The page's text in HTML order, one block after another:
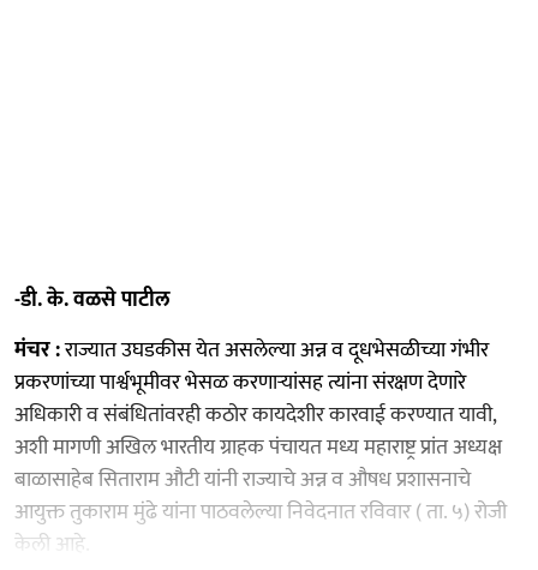
-डी. के. वळसे पाटील
मंचर :राज्यात उघडकीस येत असलेल्या अन्न व दूधभेसळीच्या गंभीर
प्रकरणांच्या पार्श्वभूमीवर भेसळ करणाऱ्यांसह त्यांना संरक्षण देणारे
अधिकारी व संबंधितांवरही कठोर कायदेशीर कारवाई करण्यात यावी,
अशी मागणी अखिल भारतीय ग्राहक पंचायत मध्य महाराष्ट्र प्रांत अध्यक्ष
बाळासाहेब सिताराम औटी यांनी राज्याचे अन्न व औषध प्रशासनाचे
आयुक्त तुकाराम मुंढे यांना पाठवलेल्या निवेदनात रविवार ( ता. ५) रोजी
केली आहे.